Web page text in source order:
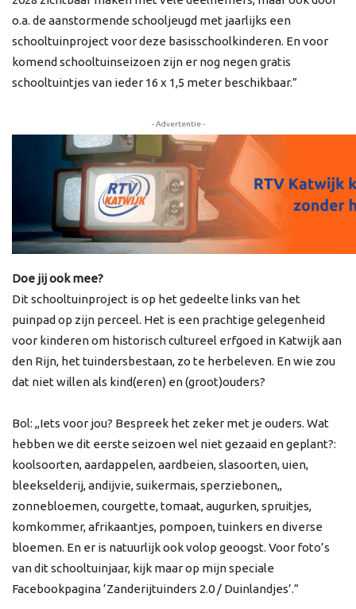
o.a. de aanstormende schooljeugd met jaarlijks een
schooltuinproject voor deze basisschoolkinderen. En voor
komend schooltuinseizoen zijn er nog negen gratis
schooltuintjes van ieder 16 x 1,5 meter beschikbaar.”
- Advertentie -
Doe jij ook mee?
Dit schooltuinproject is op het gedeelte links van het
puinpad op zijn perceel. Het is een prachtige gelegenheid
voor kinderen om historisch cultureel erfgoed in Katwijk aan
den Rijn, het tuindersbestaan, zo te herbeleven. En wie zou
dat niet willen als kind(eren) en (groot)ouders?
Bol: ,,Iets voor jou? Bespreek het zeker met je ouders. Wat
hebben we dit eerste seizoen wel niet gezaaid en geplant?:
koolsoorten, aardappelen, aardbeien, slasoorten, uien,
bleekselderij, andijvie, suikermais, sperziebonen,,
zonnebloemen, courgette, tomaat, augurken, spruitjes,
komkommer, afrikaantjes, pompoen, tuinkers en diverse
bloemen. En er is natuurlijk ook volop geoogst. Voor foto’s
van dit schooltuinjaar, kijk maar op mijn speciale
Facebookpagina ‘Zanderijtuinders 2.0 / Duinlandjes’.”